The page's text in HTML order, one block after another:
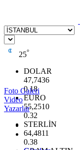
25°
DOLAR
47,7436
0.18
EURO
55,2510
0.32
STERLİN
64,4811
0.38
Foto Galeri
Video
Yazarlar